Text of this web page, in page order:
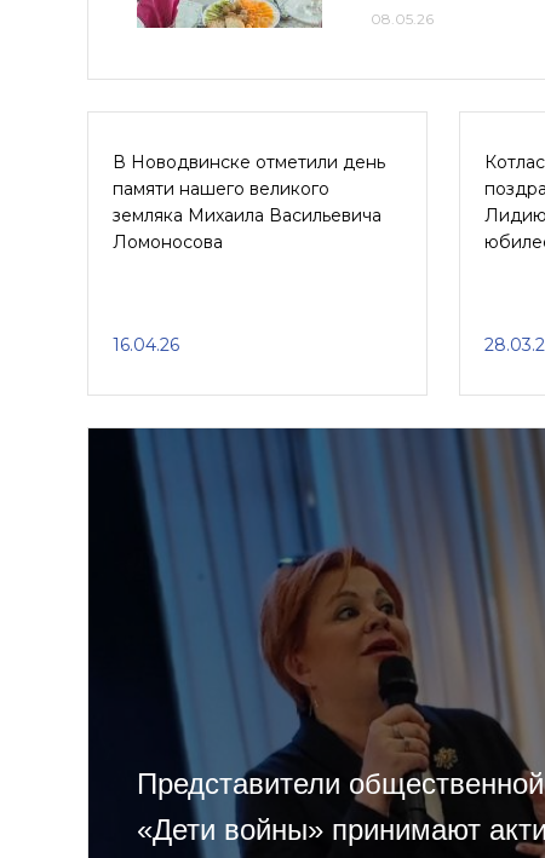
08.05.26
В Новодвинске отметили день
памяти нашего великого
земляка Михаила Васильевича
Ломоносова
16.04.26
Лидию
Представители
«Дети войны» принимают